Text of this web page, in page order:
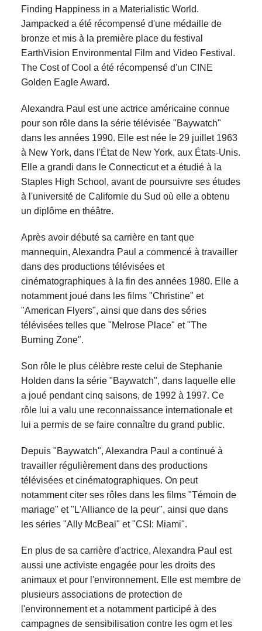
Finding Happiness in a Materialistic World.
Jampacked a été récompensé d'une médaille de
bronze et mis à la première place du festival
EarthVision Environmental Film and Video Festival.
The Cost of Cool a été récompensé d'un CINE
Golden Eagle Award.
Alexandra Paul est une actrice américaine connue
pour son rôle dans la série télévisée "Baywatch"
dans les années 1990. Elle est née le 29 juillet 1963
à New York, dans l'État de New York, aux États-Unis.
Elle a grandi dans le Connecticut et a étudié à la
Staples High School, avant de poursuivre ses études
à l'université de Californie du Sud où elle a obtenu
un diplôme en théâtre.
Après avoir débuté sa carrière en tant que
mannequin, Alexandra Paul a commencé à travailler
dans des productions télévisées et
cinématographiques à la fin des années 1980. Elle a
notamment joué dans les films "Christine" et
"American Flyers", ainsi que dans des séries
télévisées telles que "Melrose Place" et "The
Burning Zone".
Son rôle le plus célèbre reste celui de Stephanie
Holden dans la série "Baywatch", dans laquelle elle
a joué pendant cinq saisons, de 1992 à 1997. Ce
rôle lui a valu une reconnaissance internationale et
lui a permis de se faire connaître du grand public.
Depuis "Baywatch", Alexandra Paul a continué à
travailler régulièrement dans des productions
télévisées et cinématographiques. On peut
notamment citer ses rôles dans les films "Témoin de
mariage" et "L'Alliance de la peur", ainsi que dans
les séries "Ally McBeal" et "CSI: Miami".
En plus de sa carrière d'actrice, Alexandra Paul est
aussi une activiste engagée pour les droits des
animaux et pour l'environnement. Elle est membre de
plusieurs associations de protection de
l'environnement et a notamment participé à des
campagnes de sensibilisation contre les ogm et les